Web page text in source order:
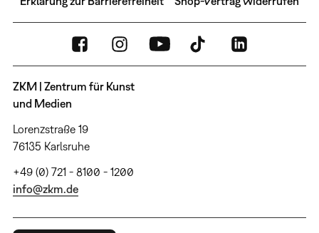
ZKM | Zentrum für Kunst
und Medien
Lorenzstraße 19
76135 Karlsruhe
+49 (0) 721 - 8100 - 1200
info@zkm.de